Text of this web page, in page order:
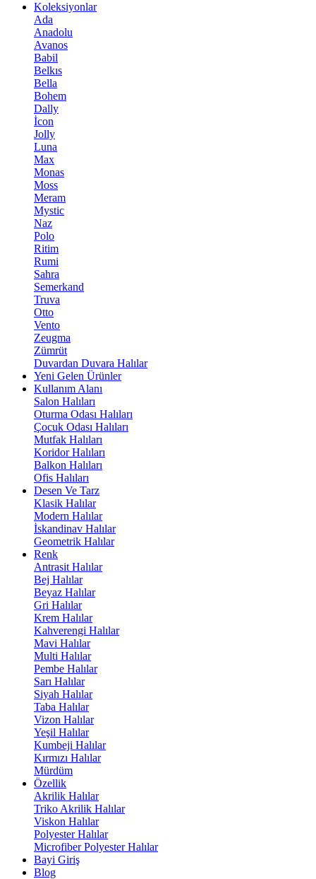
Koleksiyonlar
Ada
Anadolu
Avanos
Babil
Belkıs
Bella
Bohem
Dally
İcon
Jolly
Luna
Max
Monas
Moss
Meram
Mystic
Naz
Polo
Ritim
Rumi
Sahra
Semerkand
Truva
Otto
Vento
Zeugma
Zümrüt
Duvardan Duvara Halılar
Yeni Gelen Ürünler
Kullanım Alanı
Salon Halıları
Oturma Odası Halıları
Çocuk Odası Halıları
Mutfak Halıları
Koridor Halıları
Balkon Halıları
Ofis Halıları
Desen Ve Tarz
Klasik Halılar
Modern Halılar
İskandinav Halılar
Geometrik Halılar
Renk
Antrasit Halılar
Bej Halılar
Beyaz Halılar
Gri Halılar
Krem Halılar
Kahverengi Halılar
Mavi Halılar
Multi Halılar
Pembe Halılar
Sarı Halılar
Siyah Halılar
Taba Halılar
Vizon Halılar
Yeşil Halılar
Kumbeji Halılar
Kırmızı Halılar
Mürdüm
Özellik
Akrilik Halılar
Triko Akrilik Halılar
Viskon Halılar
Polyester Halılar
Microfiber Polyester Halılar
Bayi Giriş
Blog